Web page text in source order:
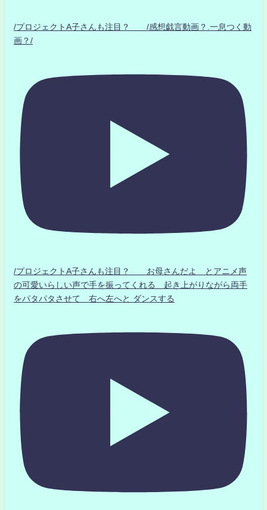
/プロジェクトA子さんも注目？ /感想戯言動画？.一息つく動
画？/
/プロジェクトA子さんも注目？ お母さんだよ とアニメ声
の可愛いらしい声で手を振ってくれる 起き上がりながら両手
をパタパタさせて 右へ左へと ダンスする